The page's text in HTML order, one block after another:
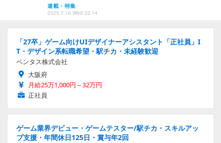
連載・特集
2025.7.16 Wed 22:14
「27卒」ゲーム向けUIデザイナーアシスタント「正社員」I
T・デザイン系転職希望・駅チカ・未経験歓迎
ベンタス株式会社
大阪府
月給25万1,000円～32万円
正社員
ゲーム業界デビュー・ゲームテスター/駅チカ・スキルアッ
プ支援・年間休日125日・賞与年2回